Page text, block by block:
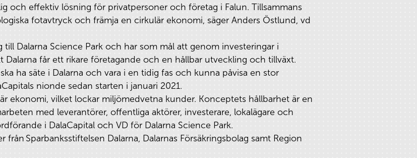
och effektiv lösning för privatpersoner och företag i Falun. Tillsammans
fotavtryck och främja en cirkulär ekonomi, säger Anders Östlund, vd
Dalarna Science Park och har som mål att genom investeringar i
Dalarna får ett rikare företagande och en hållbar utveckling och tillväxt.
ha säte i Dalarna och vara i en tidig fas och kunna påvisa en stor
nionde sedan starten i januari 2021.
ekonomi, vilket lockar miljömedvetna kunder. Konceptets hållbarhet är en
med leverantörer, offentliga aktörer, investerare, lokalägare och
i DalaCapital och VD för Dalarna Science Park.
från Sparbanksstiftelsen Dalarna, Dalarnas Försäkringsbolag samt Region